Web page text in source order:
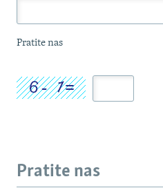
Pratite nas
Pratite nas